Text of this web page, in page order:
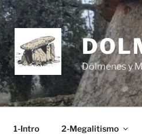
Dólmenes y
1-Intro 2-Megalitismo